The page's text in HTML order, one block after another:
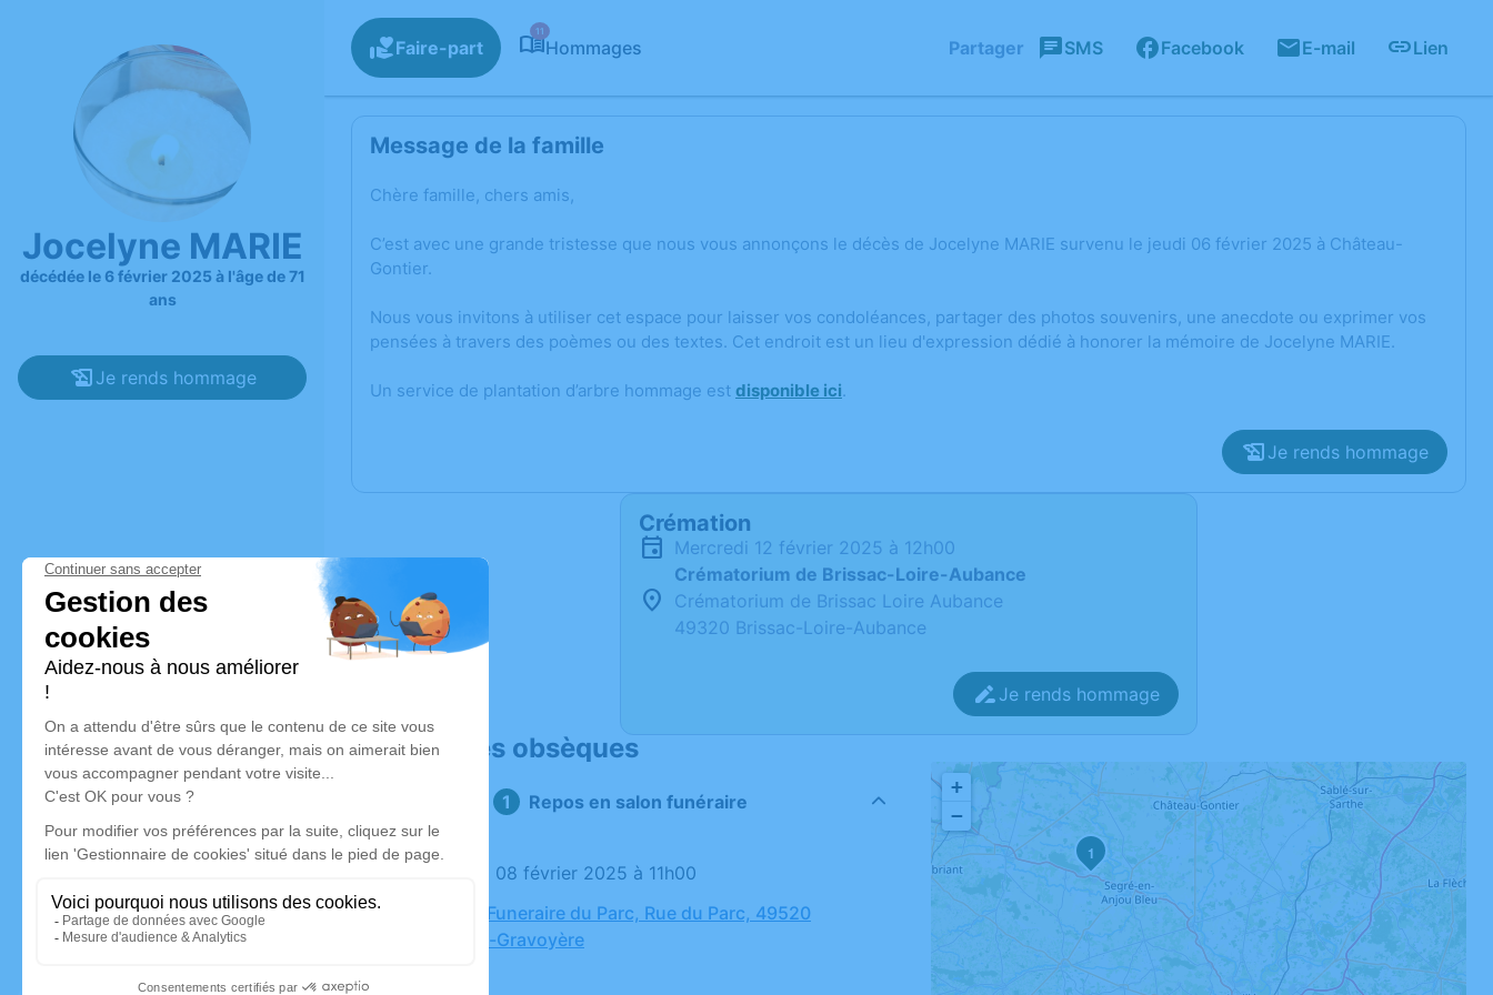
Jocelyne MARIE
décédée le 6 février 2025 à l'âge de 71
ans
Je rends hommage
Faire-part
11
Hommages Partager SMS Facebook E-mail Lien
Message de la famille
Chère famille, chers amis,
C’est avec une grande tristesse que nous vous annonçons le décès de Jocelyne MARIE survenu le jeudi 06 février 2025 à Château-
Gontier.
Nous vous invitons à utiliser cet espace pour laisser vos condoléances, partager des photos souvenirs, une anecdote ou exprimer vos
pensées à travers des poèmes ou des textes. Cet endroit est un lieu d'expression dédié à honorer la mémoire de Jocelyne MARIE.
Un service de plantation d’arbre hommage est disponible ici.
Je rends hommage
Crémation
mercredi 12 février 2025 à 12h00
Crématorium de Brissac-Loire-Aubance
Crématorium de Brissac Loire Aubance
49320 Brissac-Loire-Aubance
Je rends hommage
Déroulé des obsèques
Repos en salon funéraire
Le samedi 08 février 2025 à 11h00
Chambre Funeraire du Parc, Rue du Parc, 49520
Noyant-la-Gravoyère
1
+
−